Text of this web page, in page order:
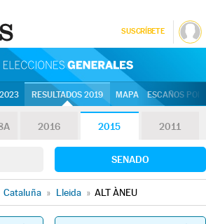
SUSCRÍBETE
2023 RESULTADOS 2019 MAPA ESCAÑOS
2016 2015 2011
SENADO
Cataluña » Lleida » ALT ÀNEU